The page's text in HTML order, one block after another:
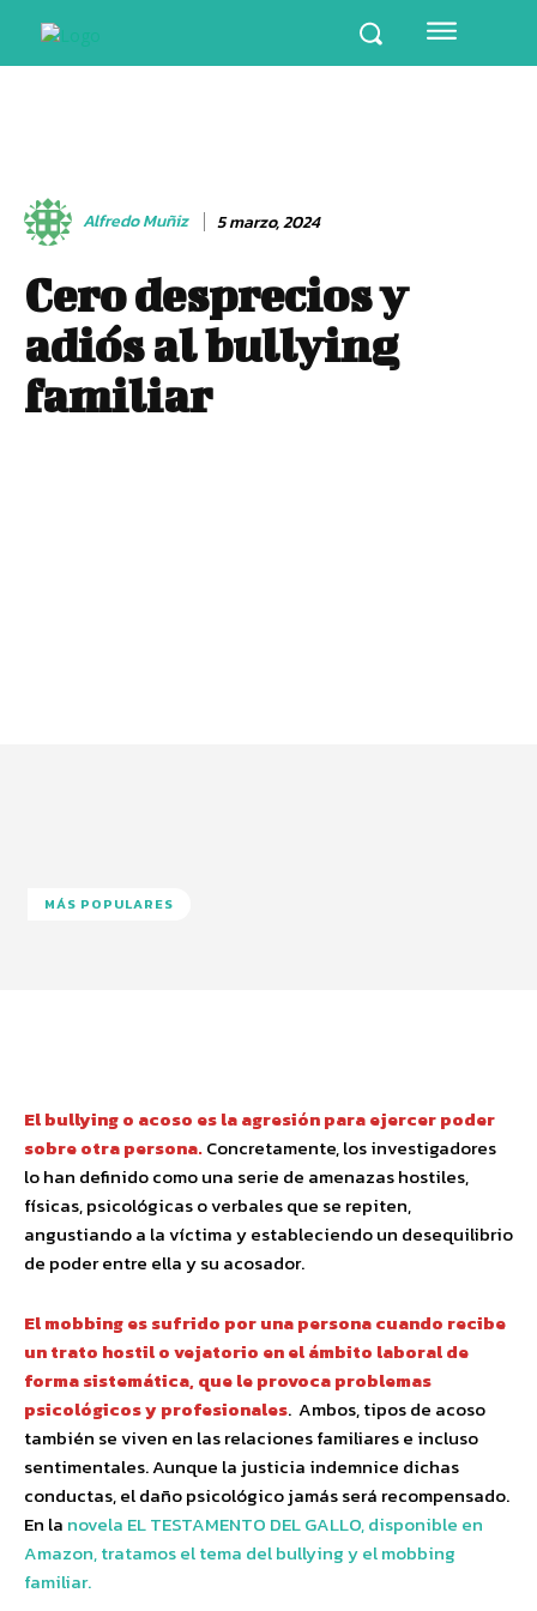
Alfredo Muñiz 5 marzo, 2024
Cero desprecios y
adiós al bullying
familiar
MÁS POPULARES
El bullying o acoso es la agresión para ejercer poder
sobre otra persona.Concretamente, los investigadores
lo han definido como una serie de amenazas hostiles,
físicas, psicológicas o verbales que se repiten,
angustiando a la víctima y estableciendo un desequilibrio
de poder entre ella y su acosador.
El mobbing es sufrido por una persona cuando recibe
un trato hostil o vejatorio en el ámbito laboral de
forma sistemática, que le provoca problemas
psicológicos y profesionales. Ambos, tipos de acoso
también se viven en las relaciones familiares e incluso
sentimentales. Aunque la justicia indemnice dichas
conductas, el daño psicológico jamás será recompensado.
En la novela EL TESTAMENTO DEL GALLO, disponible en
Amazon, tratamos el tema del bullying y el mobbing
familiar.